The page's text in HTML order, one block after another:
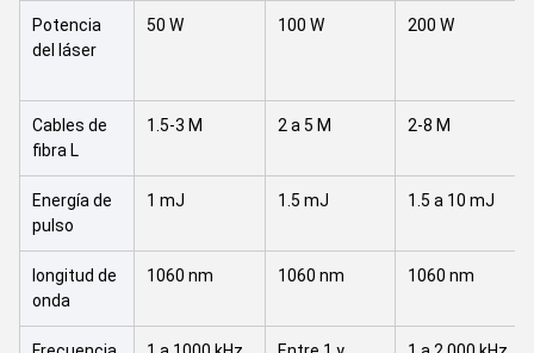
Potencia
del láser
50 W 100 W 200 W
Cables de
fibra L
1.5-3 M 2 a 5 M 2-8 M
Energía de
pulso
1 mJ 1.5 mJ 1.5 a 10 mJ
longitud de
onda
1060 nm 1060 nm 1060 nm